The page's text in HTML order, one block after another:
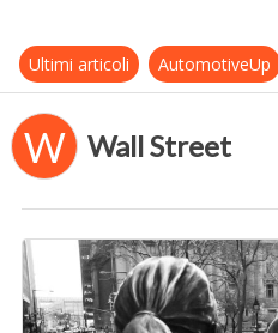
Ultimi articoli AutomotiveUp
W Wall Street